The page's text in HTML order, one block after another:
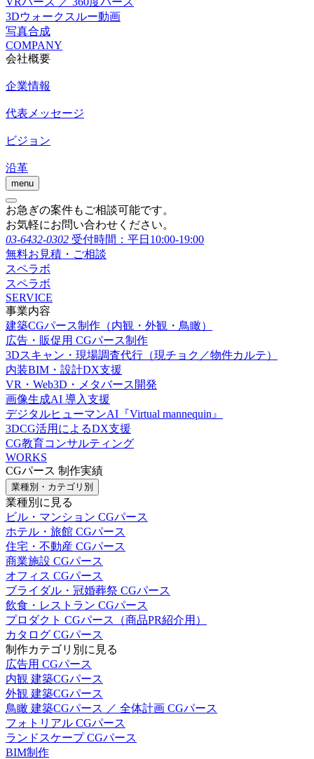
3Dウォークスルー動画
写真合成
COMPANY
会社概要
企業情報
代表メッセージ
ビジョン
沿革
menu
お急ぎの案件もご相談可能です。
お気軽にお問い合わせください。
03-6432-0302 受付時間：平日10:00-19:00
無料お見積・ご相談
スペラボ
スペラボ
SERVICE
事業内容
建築CGパース制作（内観・外観・鳥瞰）
広告・販促用 CGパース制作
3Dスキャン・現場調査代行（現チョク／物件カルテ）
内装BIM・設計DX支援
VR・Web3D・メタバース開発
画像生成AI 導入支援
デジタルヒューマンAI『Virtual mannequin』
3DCG活用によるDX支援
CG教育コンサルティング
WORKS
CGパース 制作実績
業種別・カテゴリ別
業種別に見る
ビル・マンション CGパース
ホテル・旅館 CGパース
住宅・不動産 CGパース
商業施設 CGパース
オフィス CGパース
ブライダル・冠婚葬祭 CGパース
飲食・レストラン CGパース
プロダクト CGパース（商品PR紹介用）
カタログ CGパース
制作カテゴリ別に見る
広告用 CGパース
内観 建築CGパース
外観 建築CGパース
鳥瞰 建築CGパース ／ 全体計画 CGパース
フォトリアル CGパース
ランドスケープ CGパース
BIM制作